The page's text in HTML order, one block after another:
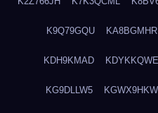
K9Q79GQU KA8BGMHR
KDH9KMAD KDYKKQWE
KG9DLLW5 KGWX9HKW